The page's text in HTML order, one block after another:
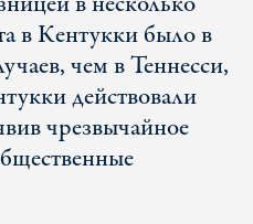
в Кентукки было в
чем в Теннесси,
действовали
чрезвычайное